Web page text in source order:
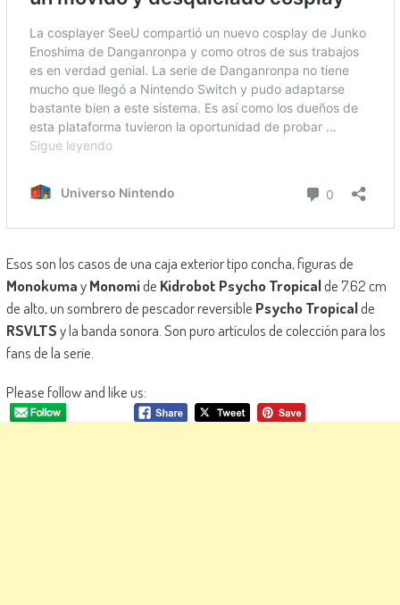
Esos son los casos de una caja exterior tipo concha, figuras de
MonokumayMonomide Kidrobot Psycho Tropicalde 7.62 cm
de alto, un sombrero de pescador reversible Psycho Tropicalde
RSVLTSy la banda sonora. Son puro artículos de colección para los
fans de la serie.
Please follow and like us: